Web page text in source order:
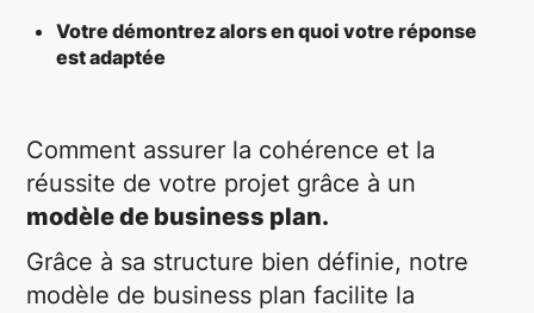
Votre démontrez alors en quoi votre réponse
est adaptée
Comment assurer la cohérence et la
réussite de votre projet grâce à un
modèle de business plan.
Grâce à sa structure bien définie, notre
modèle de business plan facilite la